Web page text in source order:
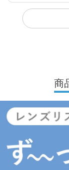
商